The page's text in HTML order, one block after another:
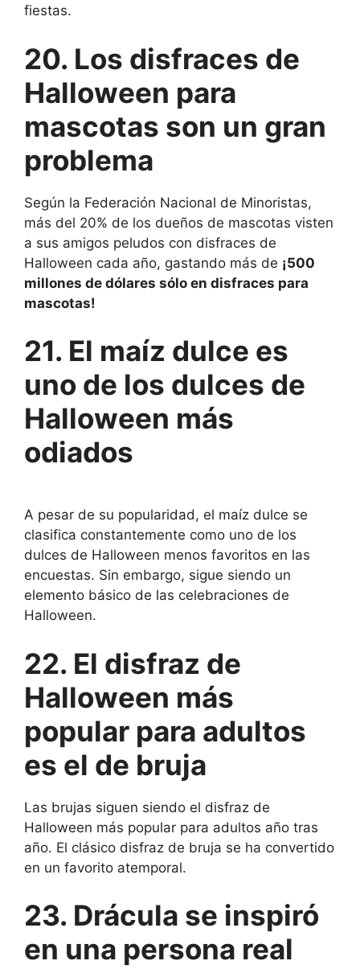
fiestas.
20. Los disfraces de
Halloween para
mascotas son un gran
problema
Según la Federación Nacional de Minoristas,
más del 20% de los dueños de mascotas visten
a sus amigos peludos con disfraces de
Halloween cada año, gastando más de ¡500
millones de dólares sólo en disfraces para
mascotas!
21. El maíz dulce es
uno de los dulces de
Halloween más
odiados
A pesar de su popularidad, el maíz dulce se
clasifica constantemente como uno de los
dulces de Halloween menos favoritos en las
encuestas. Sin embargo, sigue siendo un
elemento básico de las celebraciones de
Halloween.
22. El disfraz de
Halloween más
popular para adultos
es el de bruja
Las brujas siguen siendo el disfraz de
Halloween más popular para adultos año tras
año. El clásico disfraz de bruja se ha convertido
en un favorito atemporal.
23. Drácula se inspiró
en una persona real